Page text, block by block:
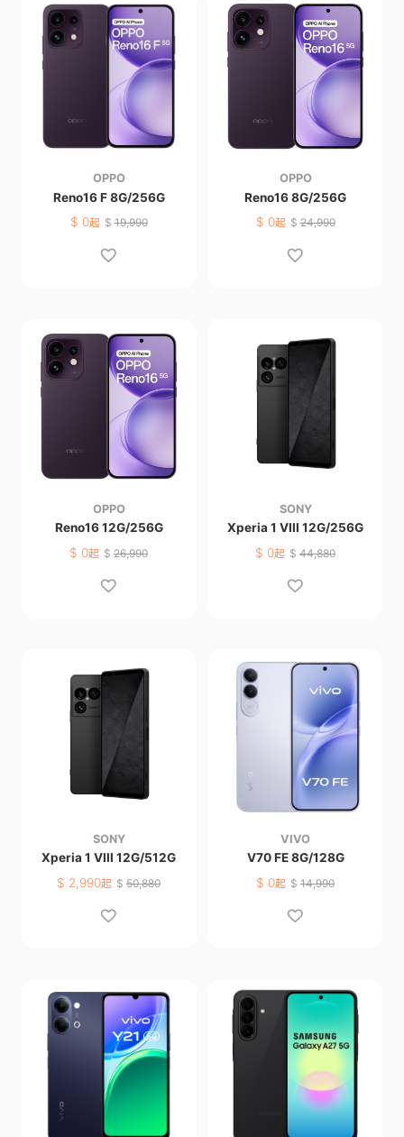
OPPO
Reno16 F 8G/256G
$ 0起 $19,990
OPPO
Reno16 8G/256G
$ 0起 $24,990
OPPO
Reno16 12G/256G
$ 0起 $ 26,990
SONY
Xperia 1 VIII 12G/256G
$ 0起 $ 44,880
SONY
Xperia 1 VIII 12G/512G
$ 2,990起 $ 50,880
VIVO
V70 FE 8G/128G
$ 0起 $ 14,990